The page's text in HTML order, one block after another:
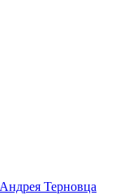
Терновца